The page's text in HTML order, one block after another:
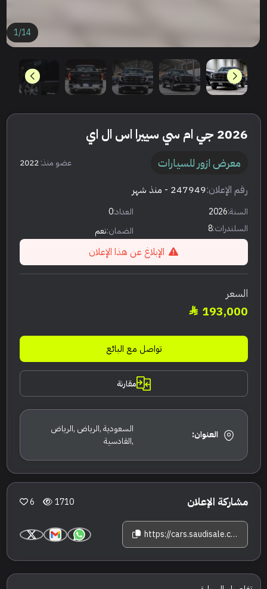
1/14
2026 جي ام سي سييرا اس ال اي
معرض ازور للسيارات عضو منذ:2022
رقم الإعلان:247949 - منذ شهر
السنة:2026 العداد:0
السلندرات:8 الضمان:نعم
الإبلاغ عن هذا الإعلان
السعر
193,000
تواصل مع البائع
مقارنة
العنوان:
السعودية ,الرياض ,الرياض
,القادسية
مشاركة الإعلان 1710
6
https://cars.saudisale.com/listings/40cd96/2026-%D8%AC%D9%8A-%D8%A7%D9%85-%D8%B3%D9%8A-%D8%B3%D9%8A%D9%8A%D8%B1%D8%A7-%D8%A7%D8%B3-%D8%A7%D9%84-%D8%A7%D9%8A